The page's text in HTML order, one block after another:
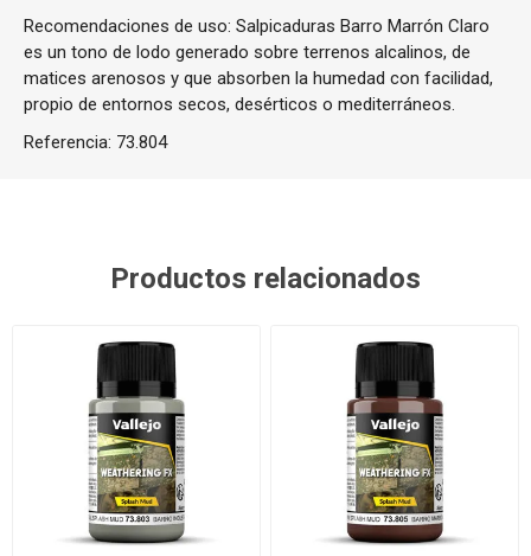
Recomendaciones de uso: Salpicaduras Barro Marrón Claro
es un tono de lodo generado sobre terrenos alcalinos, de
matices arenosos y que absorben la humedad con facilidad,
propio de entornos secos, desérticos o mediterráneos.
Referencia: 73.804
Productos relacionados